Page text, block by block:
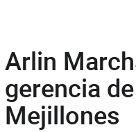
Arlin
gerencia
Mejillones